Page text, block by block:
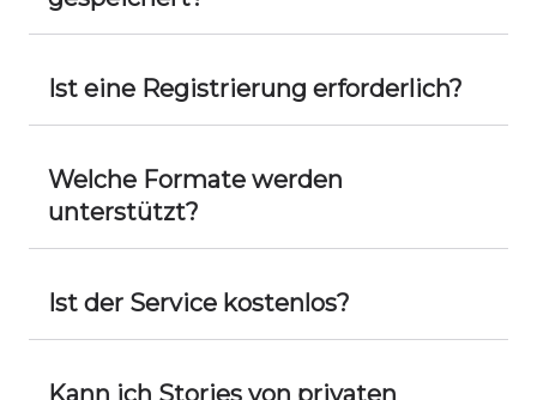
Ist eine Registrierung erforderlich?
Welche Formate werden
unterstützt?
Ist der Service kostenlos?
Kann ich Stories von privaten